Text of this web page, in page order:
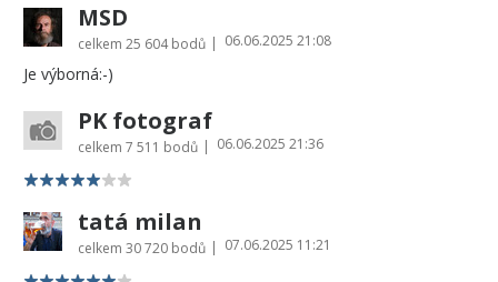
MSD
celkem 25 604 bodů | 06.06.2025 21:08
Je výborná:-)
PK fotograf
celkem 7 511 bodů | 06.06.2025 21:36
tatá milan
celkem 30 720 bodů | 07.06.2025 11:21